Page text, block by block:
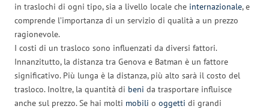
in traslochi di ogni tipo, sia a livello locale che internazionale, e
comprende l’importanza di un servizio di qualità a un prezzo
ragionevole.
I costi di un trasloco sono influenzati da diversi fattori.
Innanzitutto, la distanza tra Genova e Batman è un fattore
significativo. Più lunga è la distanza, più alto sarà il costo del
trasloco. Inoltre, la quantità di beni da trasportare influisce
anche sul prezzo. Se hai molti mobili o oggetti di grandi